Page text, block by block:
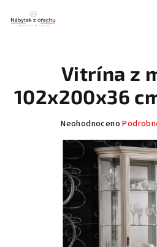
obsah
Vitrína z
102x200x36
Průměrné
produktu
je
0,0
z
hvězdiček.
Neohodnoceno